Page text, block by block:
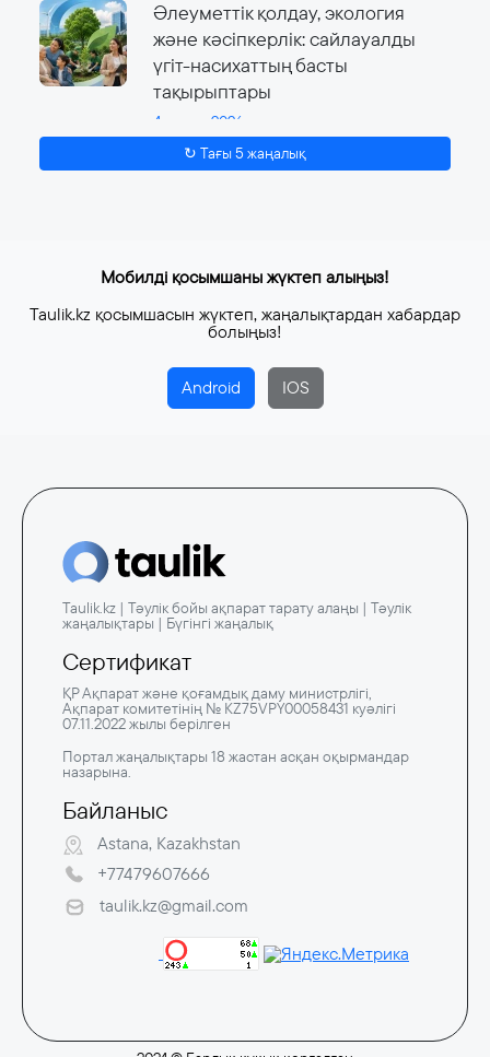
Әлеуметтік қолдау, экология
және кәсіпкерлік: сайлауалды
үгіт-насихаттың басты
тақырыптары
4 тамыз, 2026
↻ Тағы 5 жаңалық
Мобилді қосымшаны жүктеп алыңыз!
Taulik.kz қосымшасын жүктеп, жаңалықтардан хабардар
болыңыз!
Android IOS
Taulik.kz | Тәулік бойы ақпарат тарату алаңы | Тәулік
жаңалықтары | Бүгінгі жаңалық
Сертификат
ҚР Ақпарат және қоғамдық даму министрлігі,
Ақпарат комитетінің № KZ75VPY00058431 куәлігі
07.11.2022 жылы берілген
Портал жаңалықтары 18 жастан асқан оқырмандар
назарына.
Байланыс
Astana, Kazakhstan
+77479607666
taulik.kz@gmail.com